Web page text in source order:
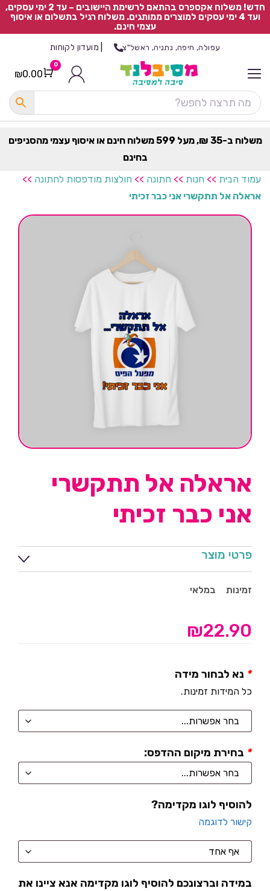
חדש! משלוח אקספרס בהתאם לרשימת היישובים – עד 2 ימי עסקים,
ועד 4 ימי עסקים למוצרים ממותגים. משלוח רגיל בתשלום או איסוף
עצמי חינם.
עפולה, חיפה, נתניה, ראשל"צ מועדון לקוחות
Cart
0
₪0.00
משלוח ב-35 ₪, מעל 599 משלוח חינם או איסוף עצמי מהסניפים
בחינם
עמוד הבית >> חנות >> חתונה >> חולצות מודפסות לחתונה >>
אראלה אל תתקשרי אני כבר זכיתי
אראלה אל תתקשרי
אני כבר זכיתי
פרטי מוצר
זמינות במלאי
₪22.90
נא לבחור מידה *
כל המידות זמינות.
בחירת מיקום ההדפס: *
להוסיף לוגו מקדימה?
קישור לדוגמה
במידה וברצונכם להוסיף לוגו מקדימה אנא ציינו את